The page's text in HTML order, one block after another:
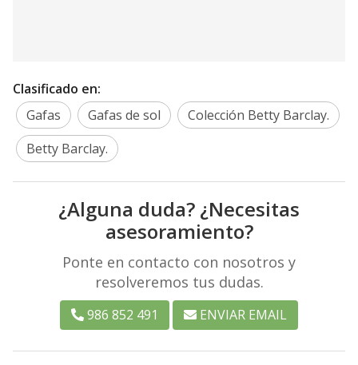
Clasificado en:
Gafas
Gafas de sol
Colección Betty Barclay.
Betty Barclay.
¿Alguna duda? ¿Necesitas
asesoramiento?
Ponte en contacto con nosotros y
resolveremos tus dudas.
986 852 491 ENVIAR EMAIL